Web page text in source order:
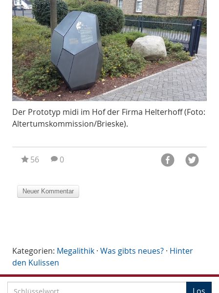
Der Prototyp midi im Hof der Firma Helterhoff (Foto:
Altertumskommission/Brieske).
56 0
Kategorien: Megalithik · Was gibts neues? · Hinter
den Kulissen